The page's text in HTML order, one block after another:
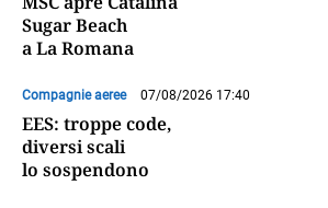
Sugar Beach
a La Romana
Compagnie aeree 07/08/2026 17:40
EES: troppe code,
diversi scali
lo sospendono